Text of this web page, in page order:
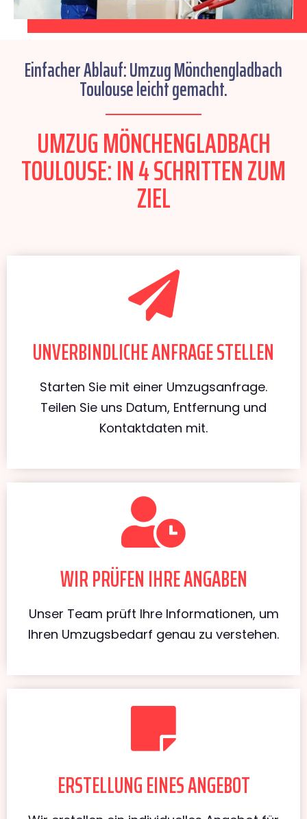
Einfacher Ablauf: Umzug Mönchengladbach
Toulouse leicht gemacht.
UMZUG MÖNCHENGLADBACH
TOULOUSE: IN 4 SCHRITTEN ZUM
ZIEL
UNVERBINDLICHE ANFRAGE STELLEN
Starten Sie mit einer Umzugsanfrage.
Teilen Sie uns Datum, Entfernung und
Kontaktdaten mit.
WIR PRÜFEN IHRE ANGABEN
Unser Team prüft Ihre Informationen, um
Ihren Umzugsbedarf genau zu verstehen.
ERSTELLUNG EINES ANGEBOT